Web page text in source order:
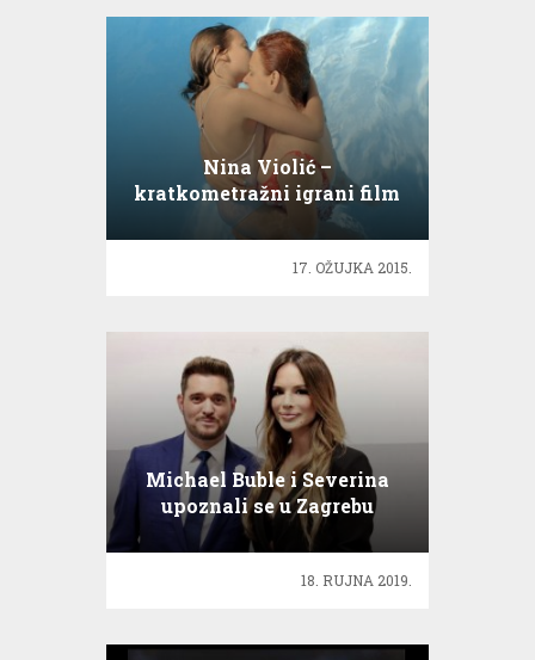
Nina Violić –
kratkometražni igrani film
‘Odvajanje’!
17. OŽUJKA 2015.
Michael Buble i Severina
upoznali se u Zagrebu
18. RUJNA 2019.